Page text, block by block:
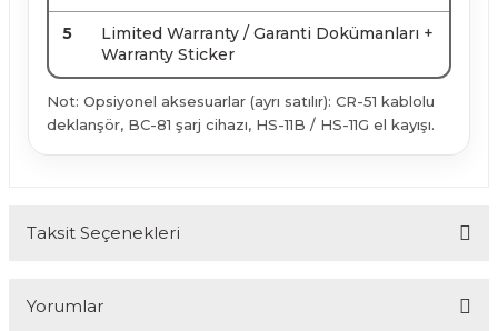
5
Limited Warranty / Garanti Dokümanları +
Warranty Sticker
Not: Opsiyonel aksesuarlar (ayrı satılır): CR-51 kablolu
deklanşör, BC-81 şarj cihazı, HS-11B / HS-11G el kayışı.
Taksit Seçenekleri
Yorumlar